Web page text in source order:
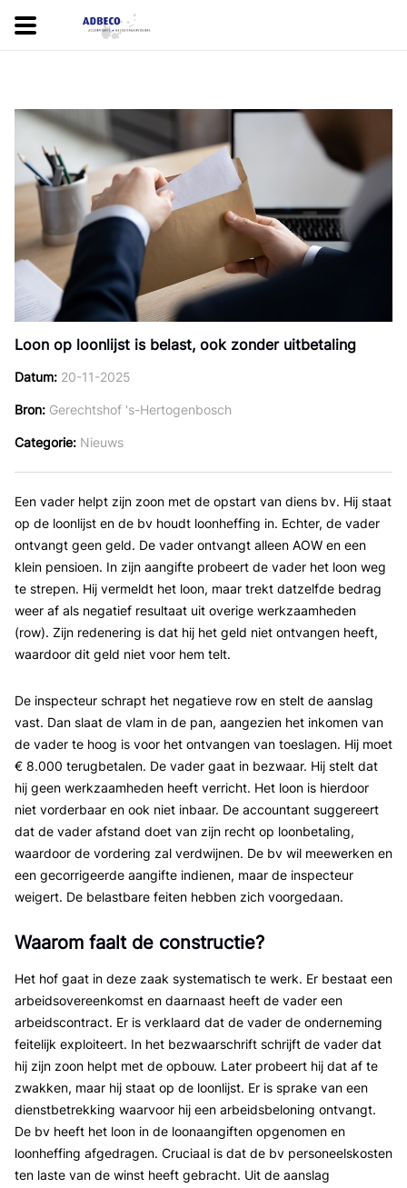
Loon op loonlijst is belast, ook zonder uitbetaling
Datum 20-11-2025
Bron Gerechtshof 's-Hertogenbosch
Categorie Nieuws
Een vader helpt zijn zoon met de opstart van diens bv. Hij staat
op de loonlijst en de bv houdt loonheffing in. Echter, de vader
ontvangt geen geld. De vader ontvangt alleen AOW en een
klein pensioen. In zijn aangifte probeert de vader het loon weg
te strepen. Hij vermeldt het loon, maar trekt datzelfde bedrag
weer af als negatief resultaat uit overige werkzaamheden
(row). Zijn redenering is dat hij het geld niet ontvangen heeft,
waardoor dit geld niet voor hem telt.
De inspecteur schrapt het negatieve row en stelt de aanslag
vast. Dan slaat de vlam in de pan, aangezien het inkomen van
de vader te hoog is voor het ontvangen van toeslagen. Hij moet
€ 8.000 terugbetalen. De vader gaat in bezwaar. Hij stelt dat
hij geen werkzaamheden heeft verricht. Het loon is hierdoor
niet vorderbaar en ook niet inbaar. De accountant suggereert
dat de vader afstand doet van zijn recht op loonbetaling,
waardoor de vordering zal verdwijnen. De bv wil meewerken en
een gecorrigeerde aangifte indienen, maar de inspecteur
weigert. De belastbare feiten hebben zich voorgedaan.
Waarom faalt de constructie?
Het hof gaat in deze zaak systematisch te werk. Er bestaat een
arbeidsovereenkomst en daarnaast heeft de vader een
arbeidscontract. Er is verklaard dat de vader de onderneming
feitelijk exploiteert. In het bezwaarschrift schrijft de vader dat
hij zijn zoon helpt met de opbouw. Later probeert hij dat af te
zwakken, maar hij staat op de loonlijst. Er is sprake van een
dienstbetrekking waarvoor hij een arbeidsbeloning ontvangt.
De bv heeft het loon in de loonaangiften opgenomen en
loonheffing afgedragen. Cruciaal is dat de bv personeelskosten
ten laste van de winst heeft gebracht. Uit de aanslag